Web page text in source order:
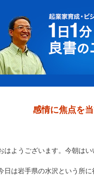
感情に焦点を
はようございます。今朝はい
日は岩手県の水沢という所に